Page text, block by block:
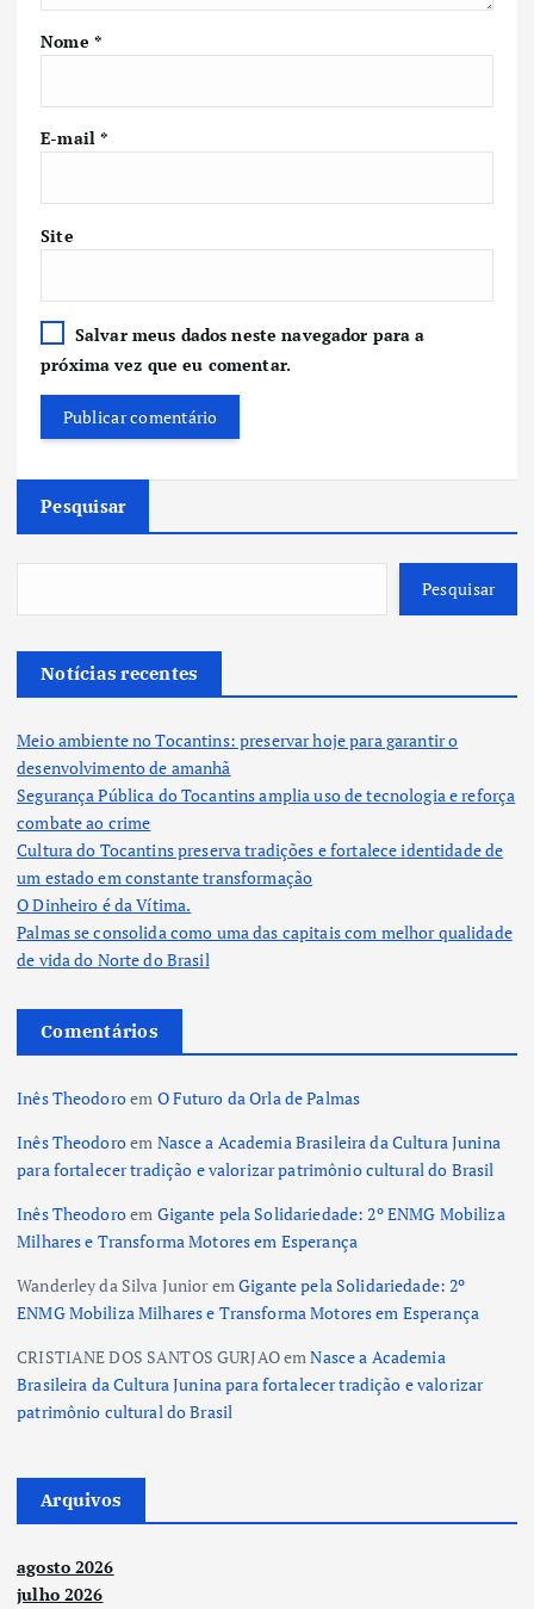
Nome *
E-mail*
Site
Salvar meus dados neste navegador para a
próxima vez que eu comentar.
Pesquisar
Pesquisar
Notícias recentes
Meio ambiente no Tocantins: preservar hoje para garantir o
desenvolvimento de amanhã
Segurança Pública do Tocantins amplia uso de tecnologia e reforça
combate ao crime
Cultura do Tocantins preserva tradições e fortalece identidade de
um estado em constante transformação
O Dinheiro é da Vítima.
Palmas se consolida como uma das capitais com melhor qualidade
de vida do Norte do Brasil
Comentários
Inês Theodoroem O Futuro da Orla de Palmas
Inês Theodoroem Nasce a Academia Brasileira da Cultura Junina
para fortalecer tradição e valorizar patrimônio cultural do Brasil
Inês Theodoroem Gigante pela Solidariedade: 2º ENMG Mobiliza
Milhares e Transforma Motores em Esperança
Wanderley da Silva JunioremGigante pela Solidariedade: 2º
ENMG Mobiliza Milhares e Transforma Motores em Esperança
CRISTIANE DOS SANTOS GURJAOemNasce a Academia
Brasileira da Cultura Junina para fortalecer tradição e valorizar
patrimônio cultural do Brasil
Arquivos
agosto 2026
julho 2026